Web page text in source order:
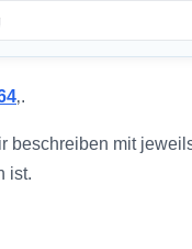
‚.
beschreiben mit
ist.